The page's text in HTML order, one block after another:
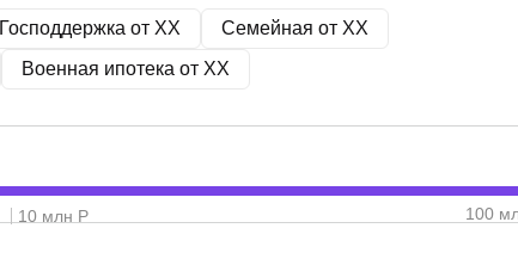
Господдержка от XX Семейная от XX
Военная ипотека от XX
10 млн Р
100